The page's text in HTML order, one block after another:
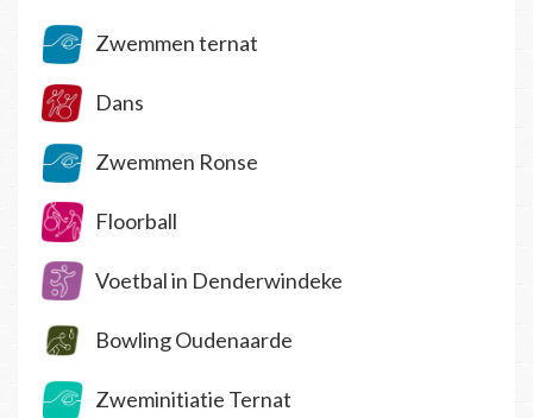
Zwemmen ternat
Dans
Zwemmen Ronse
Floorball
Voetbal in Denderwindeke
Bowling Oudenaarde
Zweminitiatie Ternat